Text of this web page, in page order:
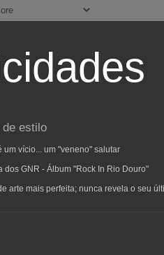
estilo
um vício... um "veneno" salutar
dos GNR - Álbum "Rock In Rio Douro"
arte mais perfeita; nunca revela o seu